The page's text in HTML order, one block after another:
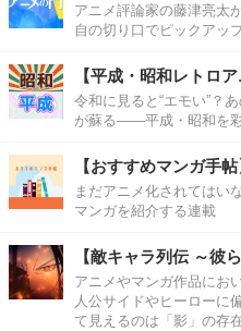
アニメ評論家の藤津亮太
自の切り口でピックアップ
【平成・昭和レトロ
令和に見ると“エモい”？
が蘇る――平成・昭和を彩
【おすすめマンガ手帖
まだアニメ化されてはい
マンガを紹介する連載
【敵キャラ列伝 ～彼
アニメやマンガ作品にお
人公サイドやヒーローに
て見えるのは「影」の存